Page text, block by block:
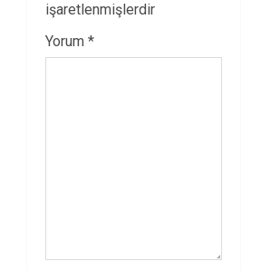
işaretlenmişlerdir
Yorum *